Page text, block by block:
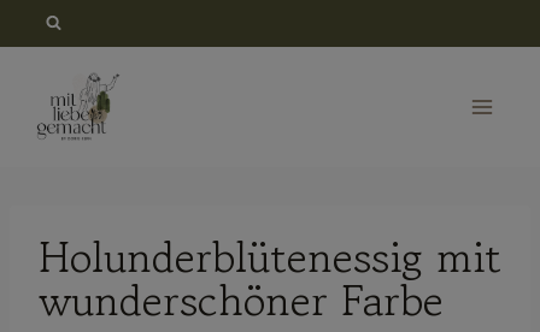
springen
Holunderblütenessig mit
wunderschöner Farbe